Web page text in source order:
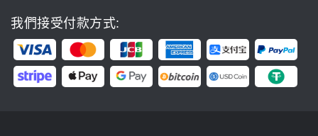
我們接受付款方式: